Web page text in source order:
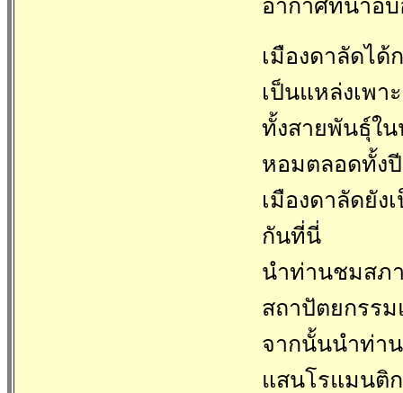
อากาศที่น่าอ
เมืองดาลัดได้
เป็นแหล่งเพ
ทั้งสายพันธุ์ใน
หอมตลอดทั้ง
เมืองดาลัดยั
กันที่นี่
นำท่านชมสภ
สถาปัตยกรร
จากนั้นนำท่า
แสนโรแมนติ